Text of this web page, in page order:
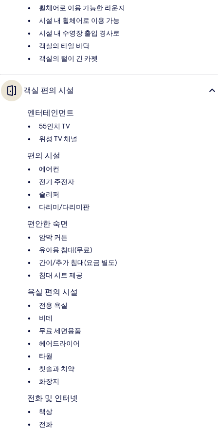
휠체어로 이용 가능한 라운지
시설 내 휠체어로 이용 가능
시설 내 수영장 출입 경사로
객실의 타일 바닥
객실의 털이 긴 카펫
객실 편의 시설
엔터테인먼트
55인치 TV
위성 TV 채널
편의 시설
에어컨
전기 주전자
슬리퍼
다리미/다리미판
편안한 숙면
암막 커튼
유아용 침대(무료)
간이/추가 침대(요금 별도)
침대 시트 제공
욕실 편의 시설
전용 욕실
비데
무료 세면용품
헤어드라이어
타월
칫솔과 치약
화장지
전화 및 인터넷
책상
전화